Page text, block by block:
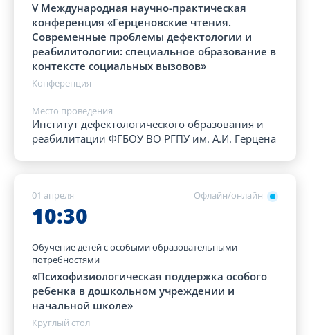
V Международная научно-практическая
конференция «Герценовские чтения.
Современные проблемы дефектологии и
реабилитологии: специальное образование в
контексте социальных вызовов»
Конференция
Место проведения
Институт дефектологического образования и
реабилитации ФГБОУ ВО РГПУ им. А.И. Герцена
Офлайн/онлайн
01 апреля
10:30
Обучение детей с особыми образовательными
потребностями
«Психофизиологическая поддержка особого
ребенка в дошкольном учреждении и
начальной школе»
Круглый стол